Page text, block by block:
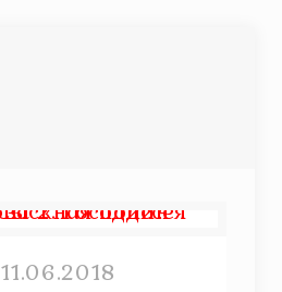
11.06.2018